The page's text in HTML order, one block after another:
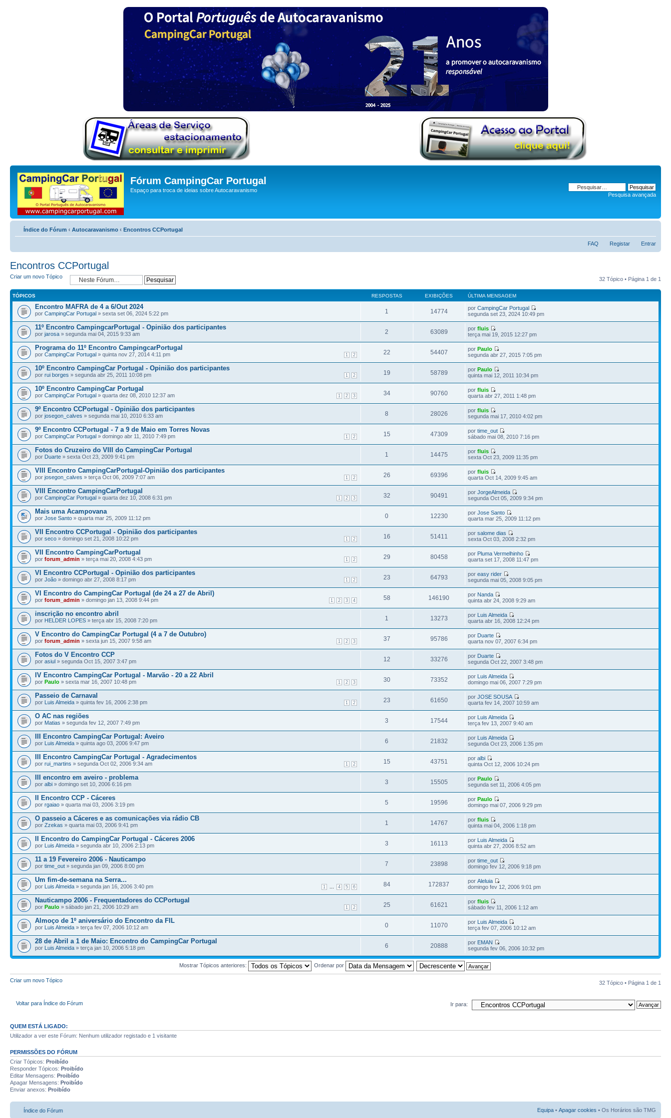
Fórum CampingCar Portugal
Espaço para troca de ideias sobre Autocaravanismo
Pesquisa avançada
Índice do Fórum ‹ Autocaravanismo ‹ Encontros CCPortugal
FAQ Registar Entrar
Encontros CCPortugal
Criar um novo Tópico 32 Tópico • Página 1 de 1
TÓPICOS RESPOSTAS EXIBIÇÕES ÚLTIMA MENSAGEM
Encontro MAFRA de 4 a 6/Out 2024
por CampingCar Portugal » sexta set 06, 2024 5:22 pm 1 14774 porCampingCar Portugal
segunda set 23, 2024 10:49 pm
11º Encontro CampingcarPortugal - Opinião dos participantes
por jarosa » segunda mai 04, 2015 9:33 am 2 63089 porfluis
terça mai 19, 2015 12:27 pm
Programa do 11º Encontro CampingcarPortugal
1 2
por CampingCar Portugal » quinta nov 27, 2014 4:11 pm 22 54407 porPaulo
segunda abr 27, 2015 7:05 pm
10º Encontro CampingCar Portugal - Opinião dos participantes
1 2
por rui borges » segunda abr 25, 2011 10:08 pm 19 58789 porPaulo
quinta mai 12, 2011 10:34 pm
10º Encontro CampingCar Portugal
1 2 3
por CampingCar Portugal » quarta dez 08, 2010 12:37 am 34 90760 porfluis
quarta abr 27, 2011 1:48 pm
9º Encontro CCPortugal - Opinião dos participantes
por josegon_calves » segunda mai 10, 2010 6:33 am 8 28026 porfluis
segunda mai 17, 2010 4:02 pm
9º Encontro CCPortugal - 7 a 9 de Maio em Torres Novas
1 2
por CampingCar Portugal » domingo abr 11, 2010 7:49 pm 15 47309 portime_out
sábado mai 08, 2010 7:16 pm
Fotos do Cruzeiro do VIII do CampingCar Portugal
por Duarte » sexta Oct 23, 2009 9:41 pm 1 14475 porfluis
sexta Oct 23, 2009 11:35 pm
VIII Encontro CampingCarPortugal-Opinião dos participantes
1 2
por josegon_calves » terça Oct 06, 2009 7:07 am 26 69396 porfluis
quarta Oct 14, 2009 9:45 am
VIII Encontro CampingCarPortugal
1 2 3
por CampingCar Portugal » quarta dez 10, 2008 6:31 pm 32 90491 porJorgeAlmeida
segunda Oct 05, 2009 9:34 pm
Mais uma Acampovana
por Jose Santo » quarta mar 25, 2009 11:12 pm 0 12230 porJose Santo
quarta mar 25, 2009 11:12 pm
VII Encontro CCPortugal - Opinião dos participantes
1 2
por seco » domingo set 21, 2008 10:22 pm 16 51411 porsalome dias
sexta Oct 03, 2008 2:32 pm
VII Encontro CampingCarPortugal
1 2
por forum_admin » terça mai 20, 2008 4:43 pm 29 80458 por Pluma Vermelhinho
quarta set 17, 2008 11:47 pm
VI Encontro CCPortugal - Opinião dos participantes
1 2
por João » domingo abr 27, 2008 8:17 pm 23 64793 poreasy rider
segunda mai 05, 2008 9:05 pm
VI Encontro do CampingCar Portugal (de 24 a 27 de Abril)
1 2 3 4
por forum_admin » domingo jan 13, 2008 9:44 pm 58 146190 por Nanda
quinta abr 24, 2008 9:29 am
inscrição no encontro abril
por HELDER LOPES » terça abr 15, 2008 7:20 pm 1 13273 por Luis Almeida
quarta abr 16, 2008 12:24 pm
V Encontro do CampingCar Portugal (4 a 7 de Outubro)
1 2 3
por forum_admin » sexta jun 15, 2007 9:58 am 37 95786 por Duarte
quarta nov 07, 2007 6:34 pm
Fotos do V Encontro CCP
por asiul » segunda Oct 15, 2007 3:47 pm 12 33276 por Duarte
segunda Oct 22, 2007 3:48 pm
IV Encontro CampingCar Portugal - Marvão - 20 a 22 Abril
1 2 3
por Paulo » sexta mar 16, 2007 10:48 pm 30 73352 por Luis Almeida
domingo mai 06, 2007 7:29 pm
Passeio de Carnaval
1 2
por Luis Almeida » quinta fev 16, 2006 2:38 pm 23 61650 porJOSE SOUSA
quarta fev 14, 2007 10:59 am
O AC nas regiões
por Matias » segunda fev 12, 2007 7:49 pm 3 17544 por Luis Almeida
terça fev 13, 2007 9:40 am
III Encontro CampingCar Portugal: Aveiro
por Luis Almeida » quinta ago 03, 2006 9:47 pm 6 21832 por Luis Almeida
segunda Oct 23, 2006 1:35 pm
III Encontro CampingCar Portugal - Agradecimentos
1 2
por rui_martins » segunda Oct 02, 2006 9:34 am 15 43751 poralbi
quinta Oct 12, 2006 10:24 pm
III encontro em aveiro - problema
por albi » domingo set 10, 2006 6:16 pm 3 15505 porPaulo
segunda set 11, 2006 4:05 pm
II Encontro CCP - Cáceres
por rgaiao » quarta mai 03, 2006 3:19 pm 5 19596 porPaulo
domingo mai 07, 2006 9:29 pm
O passeio a Cáceres e as comunicações via rádio CB
por Zzekas » quarta mai 03, 2006 9:41 pm 1 14767 porfluis
quinta mai 04, 2006 1:18 pm
II Encontro do CampingCar Portugal - Cáceres 2006
por Luis Almeida » segunda abr 10, 2006 2:13 pm 3 16113 por Luis Almeida
quinta abr 27, 2006 8:52 am
11 a 19 Fevereiro 2006 - Nauticampo
por time_out » segunda jan 09, 2006 8:00 pm 7 23898 portime_out
domingo fev 12, 2006 9:18 pm
Um fim-de-semana na Serra...
1 4 5 6
por Luis Almeida » segunda jan 16, 2006 3:40 pm 84 172837 porAleluia
domingo fev 12, 2006 9:01 pm
Nauticampo 2006 - Frequentadores do CCPortugal
1 2
por Paulo » sábado jan 21, 2006 10:29 am 25 61621 porfluis
sábado fev 11, 2006 1:12 am
Almoço de 1º aniversário do Encontro da FIL
por Luis Almeida » terça fev 07, 2006 10:12 am 0 11070 por Luis Almeida
terça fev 07, 2006 10:12 am
28 de Abril a 1 de Maio: Encontro do CampingCar Portugal
por Luis Almeida » terça jan 10, 2006 5:18 pm 6 20888 por EMAN
segunda fev 06, 2006 10:32 pm
Mostrar Tópicos anteriores: Ordenar por
Criar um novo Tópico 32 Tópico • Página 1 de 1
Voltar para Índice do Fórum Ir para:
QUEM ESTÁ LIGADO:
Utilizador a ver este Fórum: Nenhum utilizador registado e 1 visitante
PERMISSÕES DO FÓRUM
Criar Tópicos: Proibído
Responder Tópicos: Proibído
Editar Mensagens: Proibído
Apagar Mensagens: Proibído
Enviar anexos: Proibído
Índice do Fórum Equipa • Apagar cookies • Os Horários são TMG